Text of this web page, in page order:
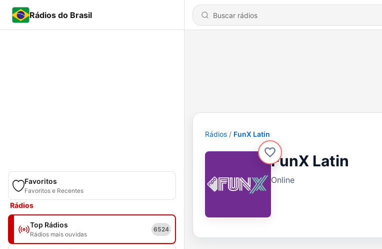
Rádios do Brasil
Favoritos
Favoritos e Recentes
Rádios
Top Rádios
Rádios mais ouvidas
6524
Rádios FunX Latin
FunX Latin
Online